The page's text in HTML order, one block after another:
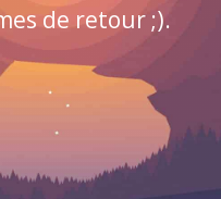
de retour ;).